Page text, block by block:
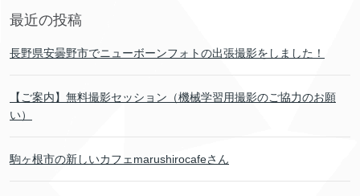
最近の投稿
長野県安曇野市でニューボーンフォトの出張撮影をしました！
【ご案内】無料撮影セッション（機械学習用撮影のご協力のお願
い）
駒ヶ根市の新しいカフェmarushirocafeさん